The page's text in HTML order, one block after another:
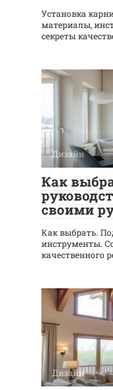
Установка
материалы,
секреты
Дизайн
Как
своими
Как выбрать.
инструменты.
качественного
Дизайн